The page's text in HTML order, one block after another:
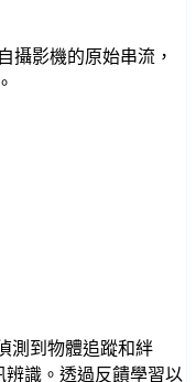
攝影機的原始串流，
測到物體追蹤和絆
識。透過反饋學習以